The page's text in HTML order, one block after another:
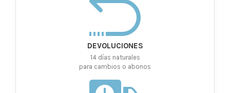
DEVOLUCIONES
14 días naturales
para cambios o abonos